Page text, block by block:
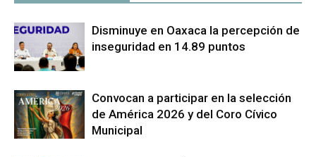
Disminuye en Oaxaca la percepción de
inseguridad en 14.89 puntos
Convocan a participar en la selección
de América 2026 y del Coro Cívico
Municipal